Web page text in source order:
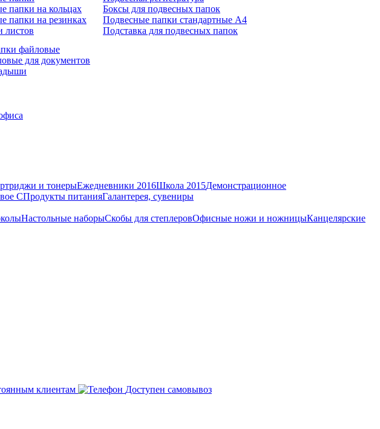
папки на кольцах
папки на резинках
листов
Боксы для подвесных папок
Подвесные папки стандартные А4
Подставка для подвесных папок
файловые
для документов
и тонерыЕжедневники 2016Школа 2015Демонстрационное
СПродукты питанияГалантерея, сувениры
Настольные наборыСкобы для степлеровОфисные ножи и ножницыКанцелярские
клиентам Доступен самовывоз